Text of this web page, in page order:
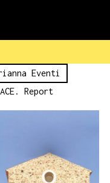
Eventi
Report